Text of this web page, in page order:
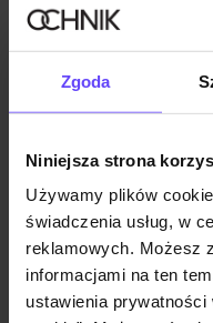
Zgoda
Niniejsza strona
Używamy plików
świadczenia usług, w
reklamowych. Możesz
informacjami na ten
ustawienia prywatności